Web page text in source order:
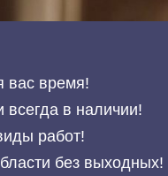
вас время!
в наличии!
работ!
без выходных!